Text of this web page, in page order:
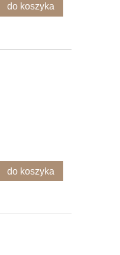
do koszyka
do koszyka